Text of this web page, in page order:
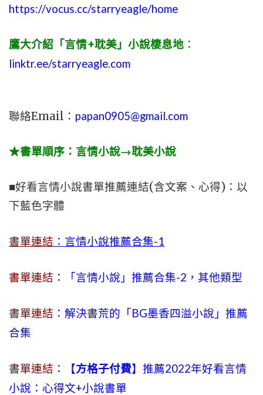
https://vocus.cc/starryeagle/home
鷹大介紹「言情+耽美」小說棲息地 ：
linktr.ee/starryeagle.com
聯絡Email： papan0905@gmail.com
★書單順序：言情小說→耽美小說
■好看言情小說書單推薦連結(含文案、心得)：以
下藍色字體
書單連結 ：言情小說推薦合集-1
書單連結 ：「言情小說」推薦合集-2，其他類型
書單連結 ：解決書荒的「BG墨香四溢小說」推薦
合集
書單連結 ：【方格子付費】推薦2022年好看言情
小說：心得文+小說書單